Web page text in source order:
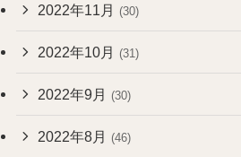
2022年11月 (30)
2022年10月 (31)
2022年9月 (30)
2022年8月 (46)